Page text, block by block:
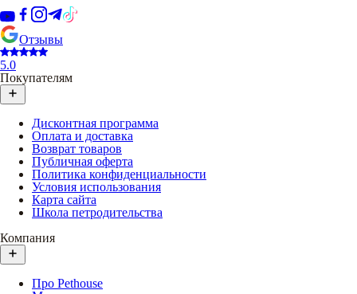
Отзывы
5.0
Покупателям
Дисконтная программа
Оплата и доставка
Возврат товаров
Публичная оферта
Политика конфиденциальности
Условия использования
Карта сайта
Школа петродительства
Компания
Про Pethouse